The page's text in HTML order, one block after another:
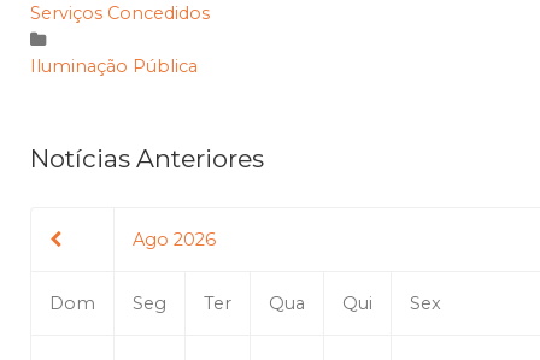
Serviços Concedidos
Iluminação Pública
Notícias Anteriores
Ago 2026
Dom Seg Ter Qua Qui Sex